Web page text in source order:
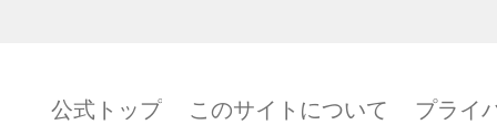
公式トップ このサイトについて
プライ